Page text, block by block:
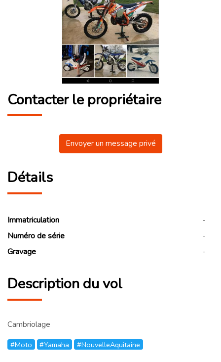
Contacter le propriétaire
Envoyer un message privé
Détails
Immatriculation
-
Numéro de série
-
Gravage
-
Description du vol
Cambriolage
#Moto #Yamaha #NouvelleAquitaine